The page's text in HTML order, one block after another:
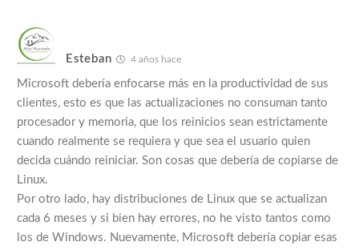
Esteban 4 años hace
Microsoft debería enfocarse más en la productividad de sus
clientes, esto es que las actualizaciones no consuman tanto
procesador y memoria, que los reinicios sean estrictamente
cuando realmente se requiera y que sea el usuario quien
decida cuándo reiniciar. Son cosas que debería de copiarse de
Linux.
Por otro lado, hay distribuciones de Linux que se actualizan
cada 6 meses y si bien hay errores, no he visto tantos como
los de Windows. Nuevamente, Microsoft debería copiar esas